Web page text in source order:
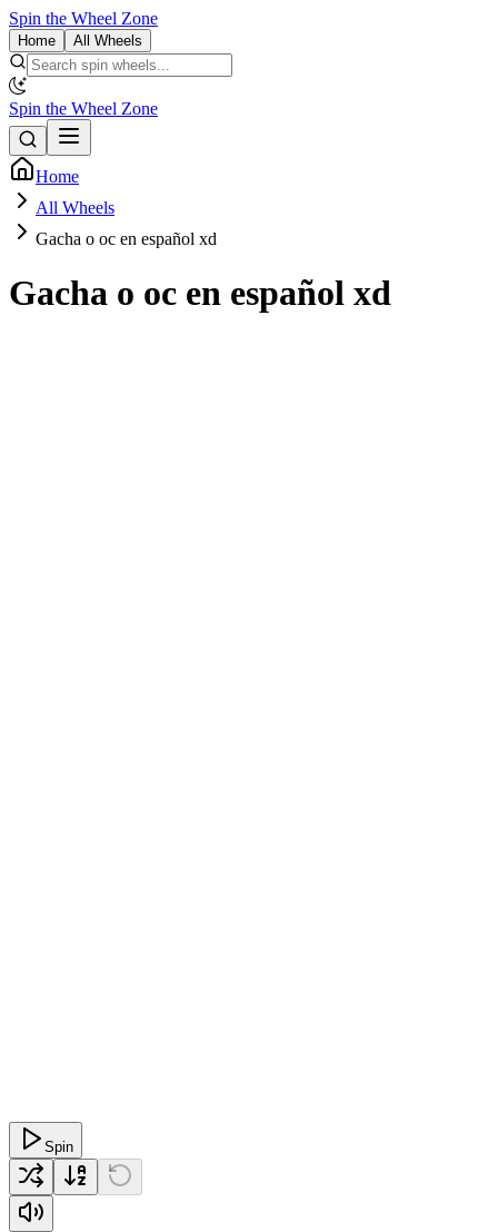
Spin the Wheel Zone
Home All Wheels
Spin the Wheel Zone
Home
All Wheels
Gacha o oc en español xd
Gacha o oc en español xd
Spin